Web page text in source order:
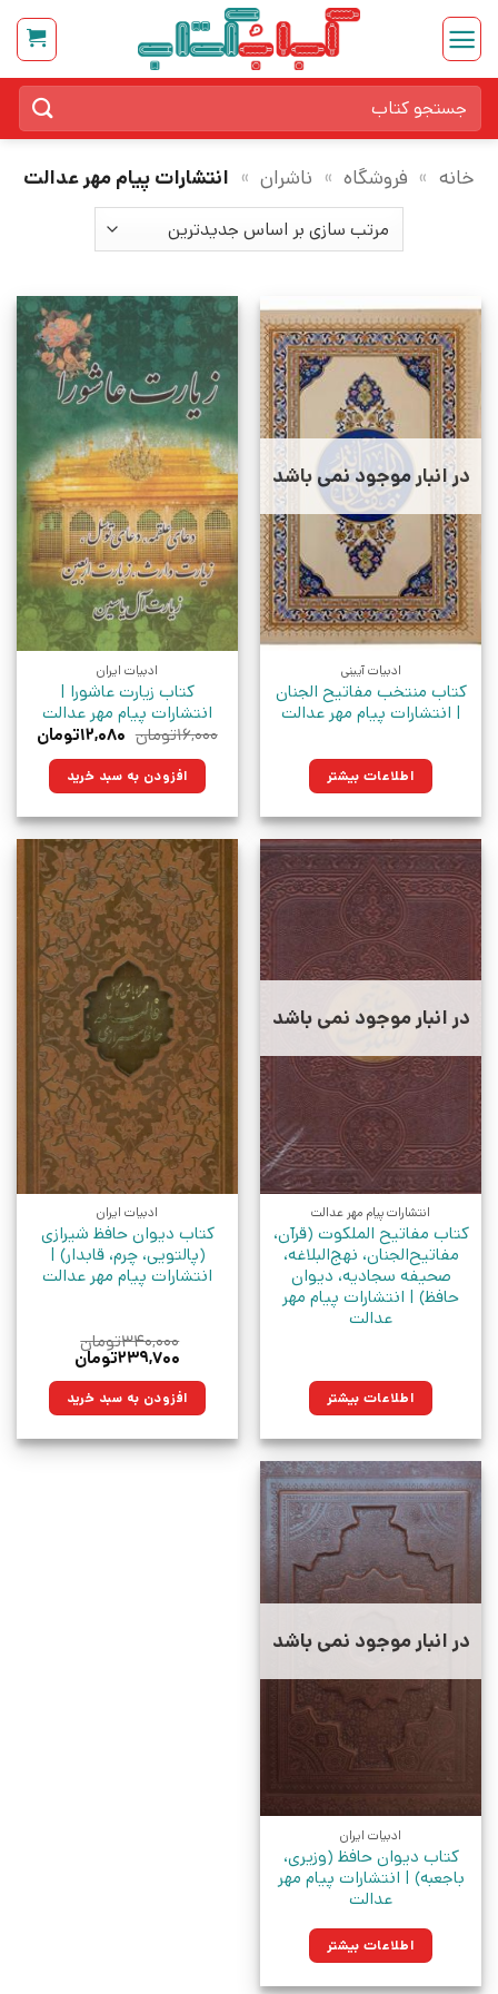
Skip
content
برای:
خانه » فروشگاه » ناشران » انتشارات پیام مهر عدالت
در انبار موجود نمی باشد
ادبیات آیینی
کتاب ‏‫منتخب مفاتیح الجنان
| انتشارات پیام مهر عدالت
اطلاعات بیشتر
ادبیات ایران
کتاب زیارت عاشورا |
انتشارات پیام مهر عدالت
۱۶,۰۰۰تومان قیمت
۱۶,۰۰۰تومان
بود.
۱۲,۰۸۰تومان
فعلی:
افزودن به سبد خرید
در انبار موجود نمی باشد
انتشارات پیام مهر عدالت
کتاب مفاتیح الملکوت (قرآن،
مفاتیح‌الجنان، نهج‌البلاغه،
صحیفه سجادیه‌، دیوان
حافظ) | انتشارات پیام مهر
عدالت
اطلاعات بیشتر
ادبیات ایران
کتاب دیوان حافظ شیرازی
(پالتویی، چرم، قابدار) |
انتشارات پیام مهر عدالت
۳۴۰,۰۰۰تومان
قیمت
۳۴۰,۰۰۰تومان
بود.
۲۳۹,۷۰۰تومان
۲۳۹,۷۰۰تومان.افزودن به سبد خرید
در انبار موجود نمی باشد
ادبیات ایران
کتاب دیوان حافظ (وزیری،
باجعبه) | انتشارات پیام مهر
عدالت
اطلاعات بیشتر